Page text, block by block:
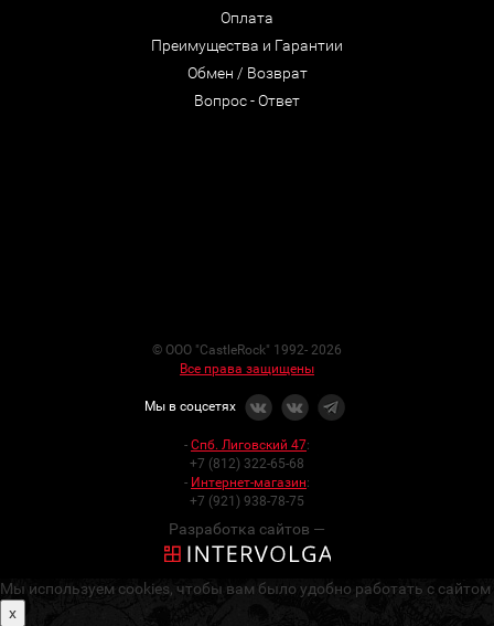
Оплата
Преимущества и Гарантии
Обмен / Возврат
Вопрос - Ответ
© ООО "CastleRock" 1992- 2026
Все права защищены
Мы в соцсетях
- Спб. Лиговский 47:
+7 (812) 322-65-68
- Интернет-магазин:
+7 (921) 938-78-75
Разработка сайтов —
Мы используем cookies, чтобы вам было удобно работать с сайтом
x